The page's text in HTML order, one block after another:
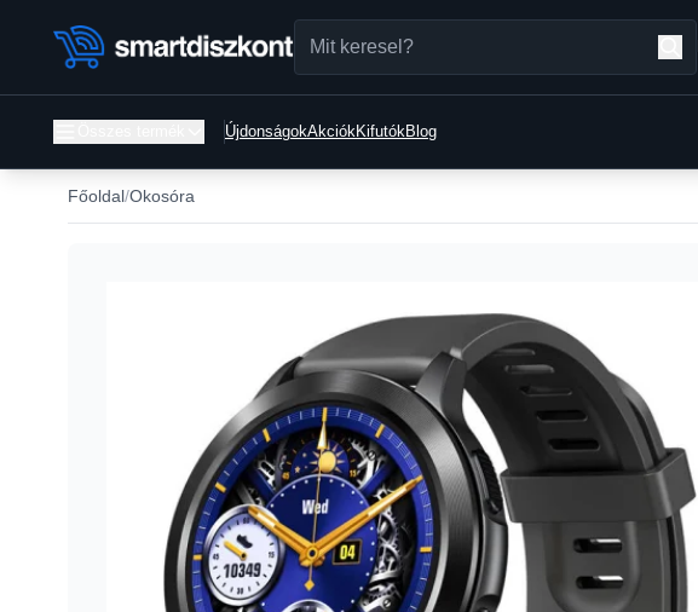
ÚjdonságokAkciókKifutókBlog
Főoldal Okosóra